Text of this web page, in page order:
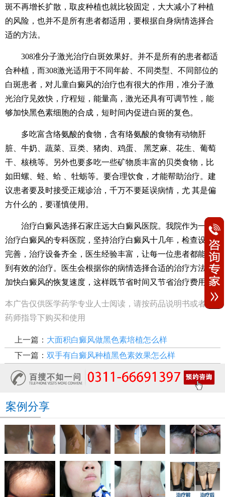
斑不再增长扩散，取皮种植也就比较固定，大大减小了种植
的风险，也并不是所有患者都适用，要根据自身病情选择合
适的方法。
308准分子激光治疗白斑效果好。并不是所有的患者都适
合种植，而308激光适用于不同年龄、不同类型、不同部位的
白斑患者，对儿童白癜风的治疗也有很大的作用，准分子激
光治疗见效快，疗程短，能量高，激光还具有可调节性，能
够加快黑色素细胞的合成，短时间内促进白斑的复色。
多吃富含络氨酸的食物，含有络氨酸的食物有动物肝
脏、牛奶、蔬菜、豆类、猪肉、鸡蛋、 黑芝麻、花生、葡萄
干、核桃等。另外也要多吃一些矿物质丰富的贝类食物，比
如田螺、蛏、蛤 、牡蛎等。要合理饮食，才能帮助治疗。建
议患者要及时接受正规诊治，千万不要延误病情，尤 其是偏
方什么的，要谨慎使用。
治疗白癜风选择石家庄远大白癜风医院。我院作为一家
治疗白癜风的专科医院，坚持治疗白癜风十几年，检查设施
完善，治疗设备齐全，医生经验丰富，让每一位患者都能得
到有效的治疗。医生会根据你的病情选择合适的治疗方法，
加快白癜风的恢复速度，这样既节省时间又节省治疗费用。
本广告仅供医学药学专业人士阅读，请按药品说明书或者在
药师指导下购买和使用
上一篇： 大面积白癜风做黑色素培植怎么样
下一篇： 双手有白癜风种植黑色素效果怎么样
案例分享